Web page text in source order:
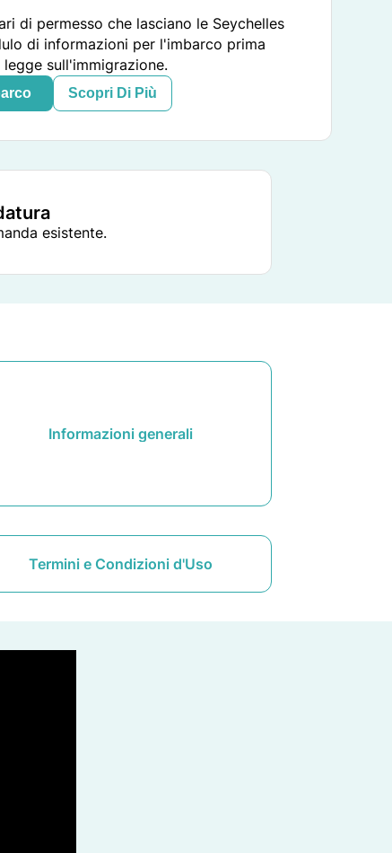
di permesso che lasciano le Seychelles
di informazioni per l'imbarco prima
sull'immigrazione.
Scopri Di Più
esistente.
Informazioni generali
Termini e Condizioni d'Uso